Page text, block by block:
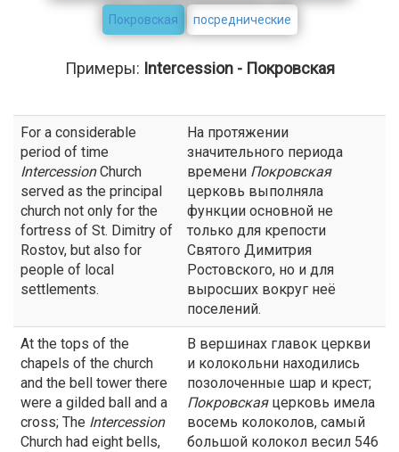
Покровская посреднические
Примеры: Intercession - Покровская
For a considerable
period of time
IntercessionChurch
served as the principal
church not only for the
fortress of St. Dimitry of
Rostov, but also for
people of local
settlements.
На протяжении
значительного периода
времени Покровская
церковь выполняла
функции основной не
только для крепости
Святого Димитрия
Ростовского, но и для
выросших вокруг неё
поселений.
At the tops of the
chapels of the church
and the bell tower there
were a gilded ball and a
cross; The Intercession
Church had eight bells,
В вершинах главок церкви
и колокольни находились
позолоченные шар и крест;
Покровскаяцерковь имела
восемь колоколов, самый
большой колокол весил 546